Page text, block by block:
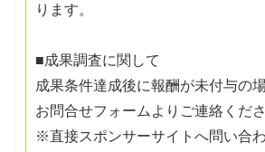
ります。
■成果調査に関して
成果条件達成後に報酬が未付与の
お問合せフォームよりご連絡くださ
※直接スポンサーサイトへ問い合